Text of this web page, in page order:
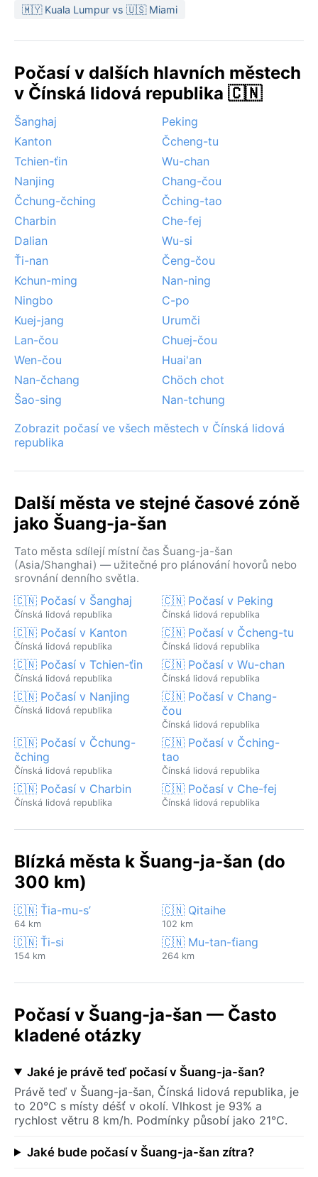
vlhko a časté bouřky. Typickým jevem jsou silné větry
teplotu ještě nižší. Monzunové období od června do
relativně stálým počasím bez extrémních výkyvů.
🇲🇾 Kuala Lumpur vs 🇺🇸 Miami
Počasí v dalších hlavních městech
v Čínská lidová republika 🇨🇳
Šanghaj
Peking
Kanton
Čcheng-tu
Tchien-ťin
Wu-chan
Nanjing
Chang-čou
Čchung-čching
Čching-tao
Charbin
Che-fej
Dalian
Wu-si
Ťi-nan
Čeng-čou
Kchun-ming
Nan-ning
Ningbo
C-po
Kuej-jang
Urumči
Lan-čou
Chuej-čou
Wen-čou
Huai'an
Nan-čchang
Chöch chot
Šao-sing
Nan-tchung
Zobrazit počasí ve všech městech v Čínská lidová
republika
Další města ve stejné časové zóně
jako Šuang-ja-šan
Tato města sdílejí místní čas Šuang-ja-šan
(Asia/Shanghai) — užitečné pro plánování hovorů nebo
srovnání denního světla.
🇨🇳 Počasí v Šanghaj
Čínská lidová republika
🇨🇳 Počasí v Peking
Čínská lidová republika
🇨🇳 Počasí v Kanton
Čínská lidová republika
🇨🇳 Počasí v Čcheng-tu
Čínská lidová republika
🇨🇳 Počasí v Tchien-ťin
Čínská lidová republika
🇨🇳 Počasí v Wu-chan
Čínská lidová republika
🇨🇳 Počasí v Nanjing
Čínská lidová republika
🇨🇳 Počasí v Chang-
čou
Čínská lidová republika
🇨🇳 Počasí v Čchung-
čching
Čínská lidová republika
🇨🇳 Počasí v Čching-
tao
Čínská lidová republika
🇨🇳 Počasí v Charbin
Čínská lidová republika
🇨🇳 Počasí v Che-fej
Čínská lidová republika
Blízká města k Šuang-ja-šan (do
300 km)
🇨🇳 Ťia-mu-s’
64 km
🇨🇳 Qitaihe
102 km
🇨🇳 Ťi-si
154 km
🇨🇳 Mu-tan-ťiang
264 km
Počasí v Šuang-ja-šan — Často
kladené otázky
Jaké je právě teď počasí v Šuang-ja-šan?
Právě teď v Šuang-ja-šan, Čínská lidová republika, je
to 20°C s místy déšť v okolí. Vlhkost je 93% a
rychlost větru 8 km/h. Podmínky působí jako 21°C.
Jaké bude počasí v Šuang-ja-šan zítra?